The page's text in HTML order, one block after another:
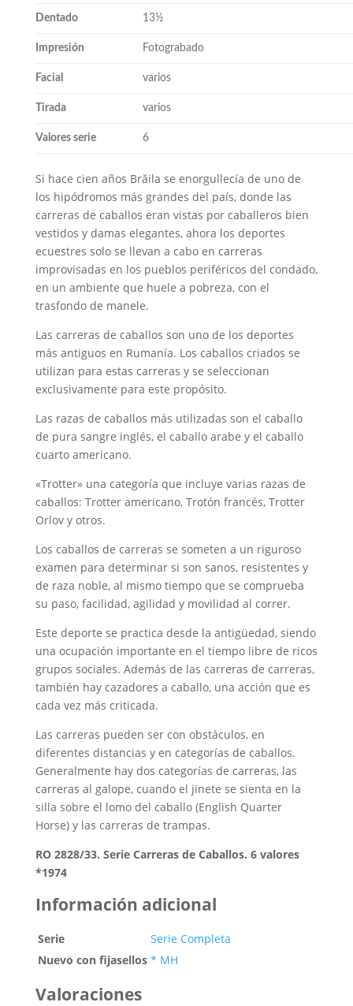
Dentado 13½
Impresión Fotograbado
Facial varios
Tirada varios
Valores serie 6
Si hace cien años Brăila se enorgullecía de uno de
los hipódromos más grandes del país, donde las
carreras de caballos eran vistas por caballeros bien
vestidos y damas elegantes, ahora los deportes
ecuestres solo se llevan a cabo en carreras
improvisadas en los pueblos periféricos del condado,
en un ambiente que huele a pobreza, con el
trasfondo de manele.
Las carreras de caballos son uno de los deportes
más antiguos en Rumanía. Los caballos criados se
utilizan para estas carreras y se seleccionan
exclusivamente para este propósito.
Las razas de caballos más utilizadas son el caballo
de pura sangre inglés, el caballo arabe y el caballo
cuarto americano.
«Trotter» una categoría que incluye varias razas de
caballos: Trotter americano, Trotón francés, Trotter
Orlov y otros.
Los caballos de carreras se someten a un riguroso
examen para determinar si son sanos, resistentes y
de raza noble, al mismo tiempo que se comprueba
su paso, facilidad, agilidad y movilidad al correr.
Este deporte se practica desde la antigüedad, siendo
una ocupación importante en el tiempo libre de ricos
grupos sociales. Además de las carreras de carreras,
también hay cazadores a caballo, una acción que es
cada vez más criticada.
Las carreras pueden ser con obstáculos, en
diferentes distancias y en categorías de caballos.
Generalmente hay dos categorías de carreras, las
carreras al galope, cuando el jinete se sienta en la
silla sobre el lomo del caballo (English Quarter
Horse) y las carreras de trampas.
RO 2828/33. Serie Carreras de Caballos. 6 valores
*1974
Información adicional
Serie
Serie Completa
Nuevo con fijasellos * MH
Valoraciones